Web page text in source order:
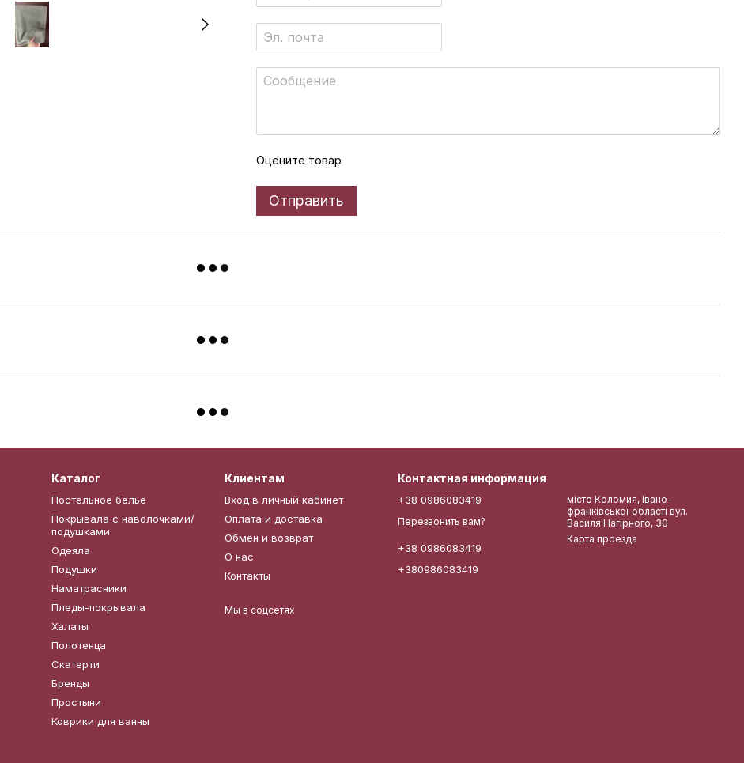
Оцените товар
Отправить
Каталог
Постельное белье
Покрывала с наволочками/
подушками
Одеяла
Подушки
Наматрасники
Пледы-покрывала
Халаты
Полотенца
Скатерти
Бренды
Простыни
Коврики для ванны
Клиентам
Вход в личный кабинет
Оплата и доставка
Обмен и возврат
О нас
Контакты
Мы в соцсетях
Контактная информация
+38 0986083419
Перезвонить вам?
+38 0986083419
+380986083419
місто Коломия, Івано-
франківської області вул.
Василя Нагірного, 30
Карта проезда